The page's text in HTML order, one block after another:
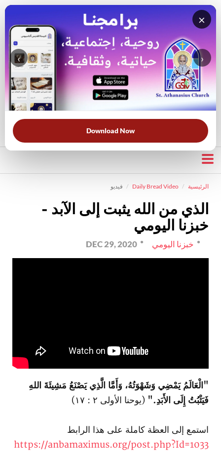
×
‹ ›
Download Now
قناة الراعي الصالح
الخلاص الحرب الروحية
الرئيسية Daily Bread Video فيديو
الذي من الله يثبت إلى الآبد -
خبزنا اليومي
خبزنا اليومي DEC 29, 2020
"الْعَالَمُ يَمْضِي وَشَهْوَتُهُ، وَأَمَّا الَّذِي يَصْنَعُ مَشِيئَةَ اللهِ
فَيَثْبُتُ إِلَى الأَبَدِ." (يوحنا الأولى ٢ : ١٧)
استمع إلى العظة كاملة على هذا الرابط
https://anbamaximus.org/post.php?Id=1033